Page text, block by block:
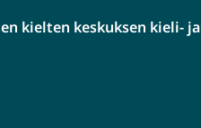
kielten keskuksen kieli- ja